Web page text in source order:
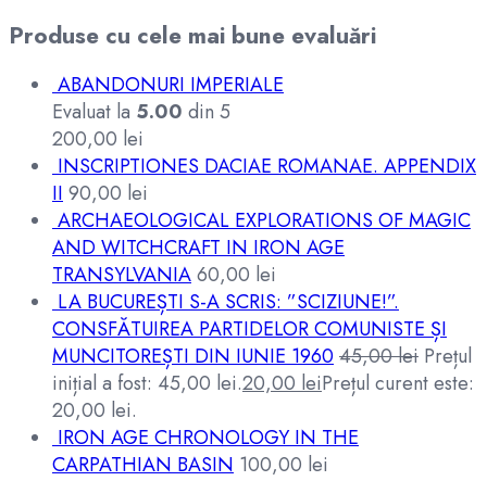
Produse cu cele mai bune evaluări
ABANDONURI IMPERIALE
Evaluat la 5.00 din 5
200,00 lei
INSCRIPTIONES DACIAE ROMANAE. APPENDIX
II 90,00 lei
ARCHAEOLOGICAL EXPLORATIONS OF MAGIC
AND WITCHCRAFT IN IRON AGE
TRANSYLVANIA60,00 lei
LA BUCUREȘTI S-A SCRIS: ”SCIZIUNE!”.
CONSFĂTUIREA PARTIDELOR COMUNISTE ȘI
MUNCITOREȘTI DIN IUNIE 196045,00lei Prețul
inițial a fost: 45,00 lei.20,00 leiPrețul curent este:
20,00 lei.
IRON AGE CHRONOLOGY IN THE
CARPATHIAN BASIN 100,00 lei